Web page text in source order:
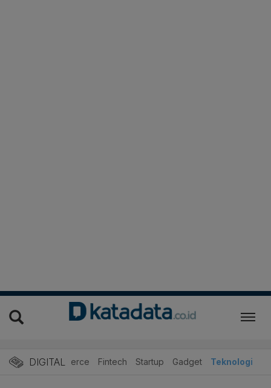
DIGITAL
E-Commerce Fintech Startup Gadget Teknologi